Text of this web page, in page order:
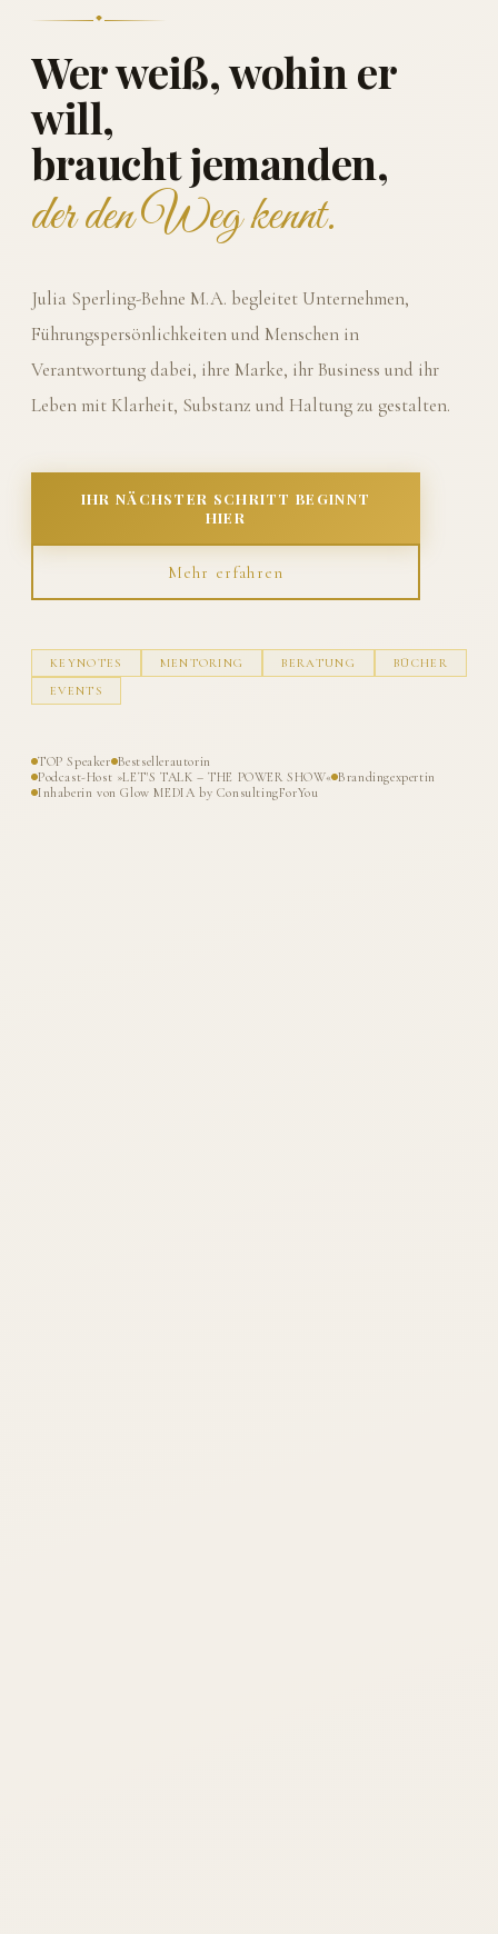
Wer weiß, wohin er
will,
braucht jemanden,
der den Weg kennt.
Julia Sperling-Behne M.A. begleitet Unternehmen,
Führungspersönlichkeiten und Menschen in
Verantwortung dabei, ihre Marke, ihr Business und ihr
Leben mit Klarheit, Substanz und Haltung zu gestalten.
IHR NÄCHSTER SCHRITT BEGINNT
HIER
Mehr erfahren
KEYNOTES MENTORING BERATUNG
BÜCHER
EVENTS
TOP Speaker Bestsellerautorin
Podcast-Host »LET'S TALK – THE POWER SHOW« Brandingexpertin
Inhaberin von Glow MEDIA by ConsultingForYou